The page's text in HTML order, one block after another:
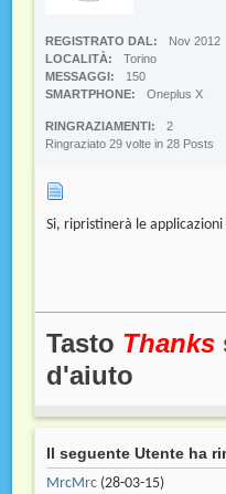
REGISTRATO DAL
Nov 2012
LOCALITÀ
Torino
MESSAGGI
150
SMARTPHONE
Oneplus X
RINGRAZIAMENTI
2
Ringraziato 29 volte in 28 Posts
Si, ripristinerà le
Tasto Thanks
d'aiuto
Il seguente Utente ha
MrcMrc (28-03-15)